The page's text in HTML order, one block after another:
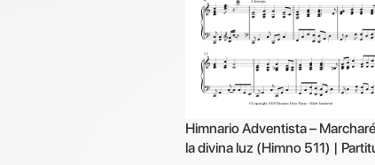
Himnario Adventista –
la divina luz (Himno 511) |